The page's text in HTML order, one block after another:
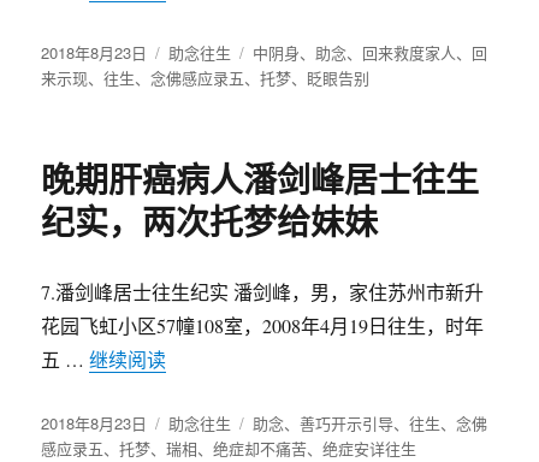
发
布
2018年8月23日
分
类
助念往生
标
签
中阴身、助念、 回来救度家人、 回
来示现、往生、念佛感应录五、托梦、 眨眼告别
晚期肝癌病人潘剑峰居士往生
纪实，两次托梦给妹妹
7.潘剑峰居士往生纪实 潘剑峰，男，家住苏州市新升
花园飞虹小区57幢108室，2008年4月19日往生，时年
五 …继续阅读
发
布
2018年8月23日
分
类
助念往生
标
签
助念、善巧开示引导、往生、念佛
感应录五、托梦、瑞相、绝症却不痛苦、绝症安详往生